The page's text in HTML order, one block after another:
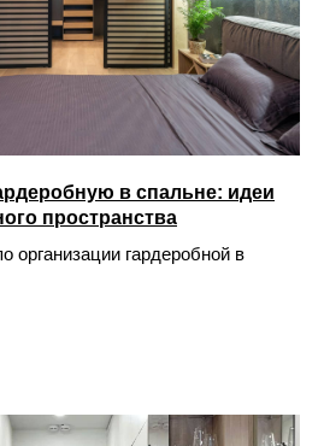
в спальне: идеи
пространства
организации гардеробной в